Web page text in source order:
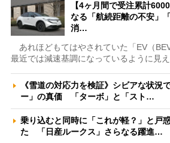
【4ヶ月間で受注累計
なる「航続距離の不安」
消…
あれほどもてはやされていた「EV（
最近では減速基調になっているように見
《雪道の対応力を検証》シビアな状況
ー」の真価 「ターボ」と「スト…
乗り込むと同時に「これが軽？」と戸
た 「日産ルークス」さらなる躍進…